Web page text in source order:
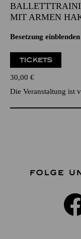
MIT ARMEN
Besetzung einblenden
TICKETS
30,00 €
Die Veranstaltung ist
FOLGE